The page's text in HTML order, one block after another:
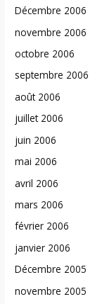
Décembre 2006
novembre 2006
octobre 2006
septembre 2006
août 2006
juillet 2006
juin 2006
mai 2006
avril 2006
mars 2006
février 2006
janvier 2006
Décembre 2005
novembre 2005